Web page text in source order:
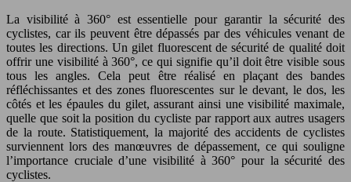
La visibilité à 360° est essentielle pour garantir la sécurité des
cyclistes, car ils peuvent être dépassés par des véhicules venant de
toutes les directions. Un gilet fluorescent de sécurité de qualité doit
offrir une visibilité à 360°, ce qui signifie qu’il doit être visible sous
tous les angles. Cela peut être réalisé en plaçant des bandes
réfléchissantes et des zones fluorescentes sur le devant, le dos, les
côtés et les épaules du gilet, assurant ainsi une visibilité maximale,
quelle que soit la position du cycliste par rapport aux autres usagers
de la route. Statistiquement, la majorité des accidents de cyclistes
surviennent lors des manœuvres de dépassement, ce qui souligne
l’importance cruciale d’une visibilité à 360° pour la sécurité des
cyclistes.